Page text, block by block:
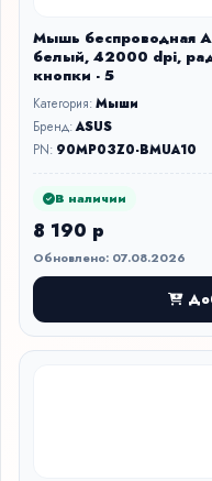
Мышь беспроводная
белый, 42000 dpi,
кнопки - 5
Категория:Мыши
Бренд:ASUS
PN: 90MP03Z0-BMUA10
В наличии
8 190 р
Обновлено: 07.08.2026